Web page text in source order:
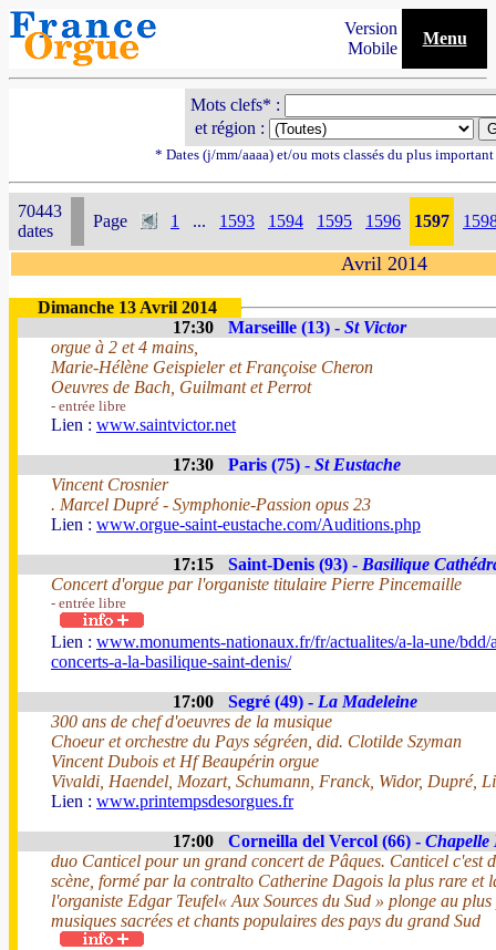
Version
Mobile
Menu
Mots clefs* :
et région :
* Dates (j/mm/aaaa) et/ou mots classés du plus
70443
dates
Page 1 ... 1593 1594 1595 1596 1597
Avril 2014
Dimanche 13 Avril 2014
17:30
Marseille (13) - St Victor
orgue à 2 et 4 mains,
Marie-Hélène Geispieler et Françoise Cheron
Oeuvres de Bach, Guilmant et Perrot
- entrée libre
Lien : www.saintvictor.net
17:30 Paris (75) - St Eustache
Vincent Crosnier
. Marcel Dupré - Symphonie-Passion opus 23
Lien : www.orgue-saint-eustache.com/Auditions.php
17:15 Saint-Denis (93) - Basilique
Concert d'orgue par l'organiste titulaire Pierre Pincemaille
- entrée libre
Lien : www.monuments-nationaux.fr/fr/actualites/a-la-une/
concerts-a-la-basilique-saint-denis/
17:00 Segré (49) - La Madeleine
300 ans de chef d'oeuvres de la musique
Choeur et orchestre du Pays ségréen, did. Clotilde Szyman
Vincent Dubois et Hf Beaupérin orgue
Vivaldi, Haendel, Mozart, Schumann, Franck, Widor, Dupré,
Lien : www.printempsdesorgues.fr
17:00 Corneilla del Vercol (66) - Chapelle
duo Canticel pour un grand concert de Pâques. Canticel c'est
scène, formé par la contralto Catherine Dagois la plus rare et
l'organiste Edgar Teufel« Aux Sources du Sud » plonge au
musiques sacrées et chants populaires des pays du grand Sud